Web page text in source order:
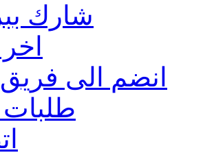
شارك
انضم الى
طلبات